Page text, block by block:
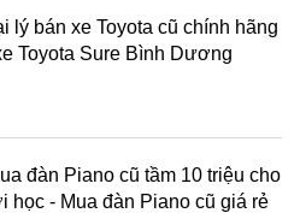
lý bán xe Toyota cũ chính hãng
Toyota Sure Bình Dương
đàn Piano cũ tầm 10 triệu cho
học - Mua đàn Piano cũ giá rẻ